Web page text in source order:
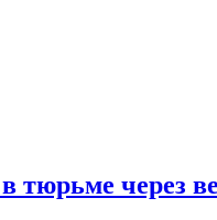
тюрьме через